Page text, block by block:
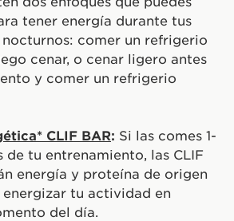
tener energía durante tus
comer un refrigerio
cenar, o cenar ligero antes
y comer un refrigerio
CLIF BAR: Si las comes 1-
de tu entrenamiento, las CLIF
energía y proteína de origen
tu actividad en
del día.